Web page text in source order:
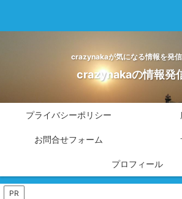
crazynakaが気になる情報を発
crazynakaの情報発
プライバシーポリシー
お問合せフォーム
プロフィール
PR